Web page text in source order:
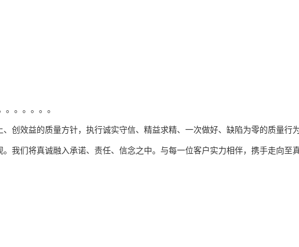
。。。。。。
创效益的质量方针，执行诚实守信、精益求精、一次做好、缺陷为零的质量行
我们将真诚融入承诺、责任、信念之中。与每一位客户实力相伴，携手走向至真